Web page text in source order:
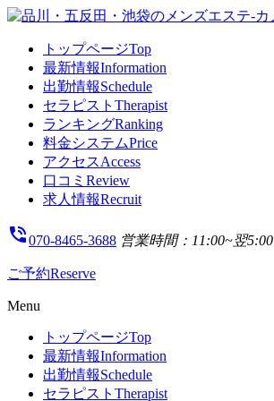
トップページTop
最新情報Information
出勤情報Schedule
セラピスト Therapist
ランキングRanking
料金システムPrice
アクセスAccess
口コミ Review
求人情報Recruit
phone_in_talk070-8465-3688 営業時間：11:00~翌5:00
ご予約Reserve
Menu
トップページTop
最新情報Information
出勤情報Schedule
セラピスト Therapist